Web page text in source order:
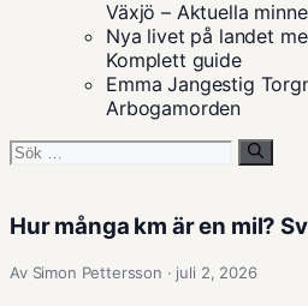
Växjö – Aktuella
Nya livet på landet
Komplett guide
Emma Jangestig
Arbogamorden
Sök
Hur många km är en mil?
Av Simon Pettersson · juli 2, 2026